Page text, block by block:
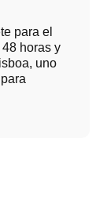
para el
horas y
uno